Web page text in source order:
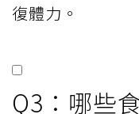
復體力。
Q3：哪些